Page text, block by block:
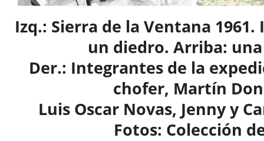
Izq.: Sierra de la Ventana
un diedro. Arriba:
Der.: Integrantes de la
chofer, Martín
Luis Oscar Novas, Jenny y
Fotos: Colección